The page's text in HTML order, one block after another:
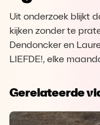
Uit onderzoek blijkt
kijken zonder te
Dendoncker en
LIEFDE!, elke
Gerelateerde